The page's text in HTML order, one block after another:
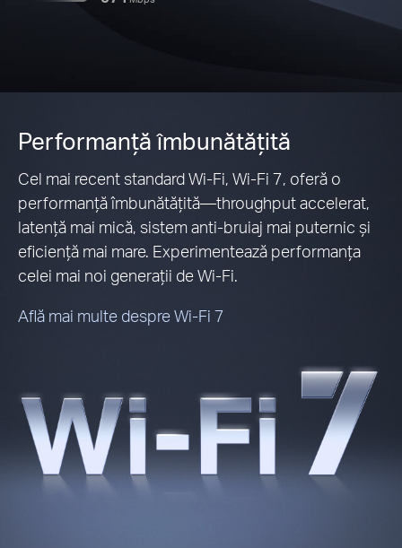
Performanță îmbunătățită
Cel mai recent standard Wi-Fi, Wi-Fi 7, oferă o
performanță îmbunătățită—throughput accelerat,
latență mai mică, sistem anti-bruiaj mai puternic și
eficiență mai mare. Experimentează performanța
celei mai noi generații de Wi-Fi.
Află mai multe despre Wi-Fi 7